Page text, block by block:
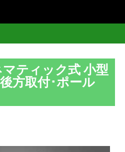
マティック式 小型
方取付･ポール